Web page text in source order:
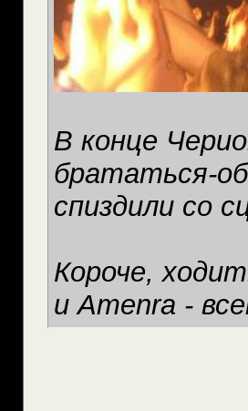
В конце
брататься-
спиздили со
Короче,
и Amenra -